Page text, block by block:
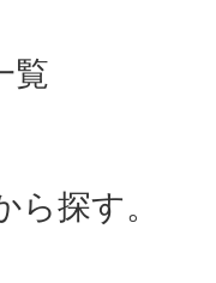
覧
ら探す。